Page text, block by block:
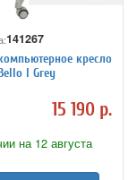
141267
кресло
I Grey
15 190 р.
на 12 августа